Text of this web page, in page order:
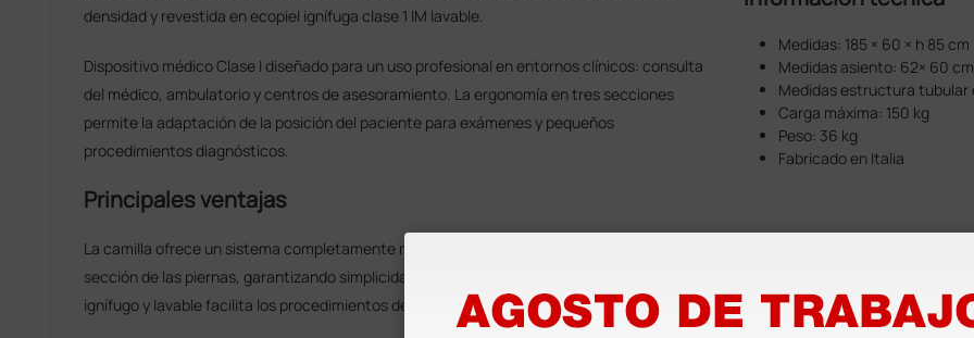
densidad y revestida en ecopiel ignífuga clase 1 IM lavable.
Dispositivo médico Clase I diseñado para un uso profesional en entornos clínicos: consulta
del médico, ambulatorio y centros de asesoramiento. La ergonomía en tres secciones
permite la adaptación de la posición del paciente para exámenes y pequeños
procedimientos diagnósticos.
Principales ventajas
La camilla ofrece un sistema completamente mecánico para el ajuste del respaldo y la
sección de las piernas, garantizando simplicidad de uso y fiabilidad. El revestimiento
ignífugo y lavable facilita los procedimientos de higienización.
Medidas: 185 × 60 × h 85 cm
Medidas asiento: 62× 60 cm
Medidas estructura tubular
Carga máxima: 150 kg
Peso: 36 kg
Fabricado en Italia